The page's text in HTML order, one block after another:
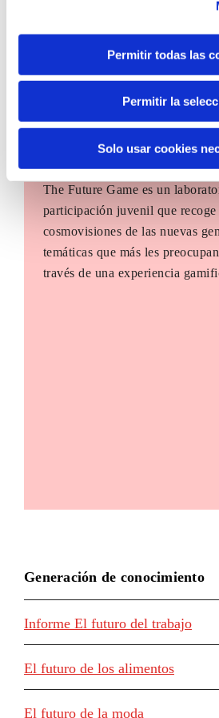
Permitir todas las
Permitir la
Solo usar cookies
The Future Game
The Future Game es un
participación juvenil que recoge
cosmovisiones de las nuevas
temáticas que más les
través de una experiencia
Generación de conocimiento
Informe El futuro del trabajo
El futuro de los alimentos
El futuro de la moda